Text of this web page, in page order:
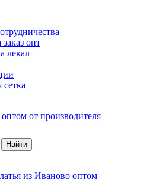
опт
лекал
сетка
Найти
из Иваново оптом